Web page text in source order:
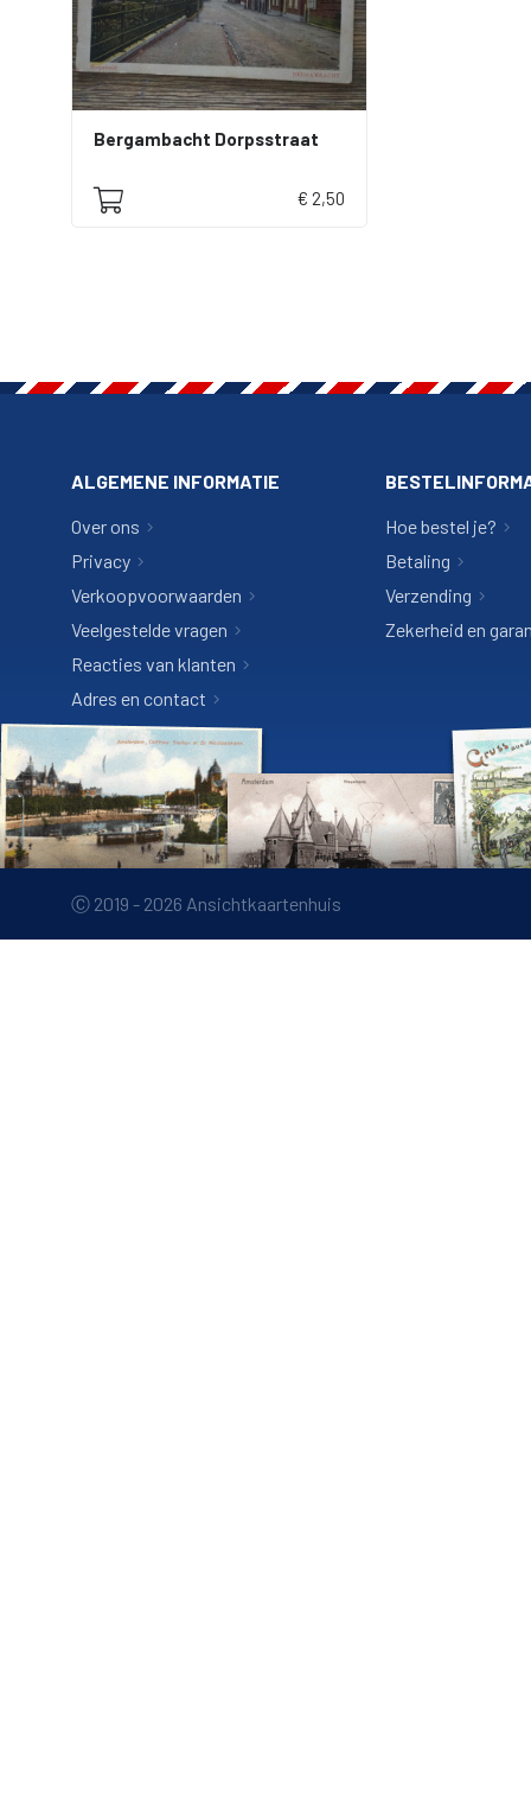
Bergambacht Dorpsstraat
€ 2,50
ALGEMENE INFORMATIE
Over ons
Privacy
Verkoopvoorwaarden
Veelgestelde vragen
Reacties van klanten
Adres en contact
Hoe bestel je?
Betaling
Verzending
Zekerheid en
Ⓒ 2019 - 2026 Ansichtkaartenhuis